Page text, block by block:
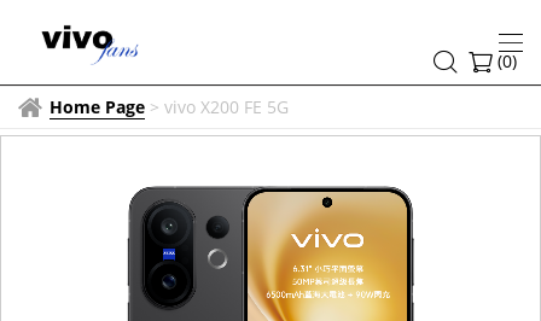
(0)
Home Page > vivo X200 FE 5G